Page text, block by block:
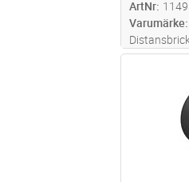
ArtNr
Varumärke
som